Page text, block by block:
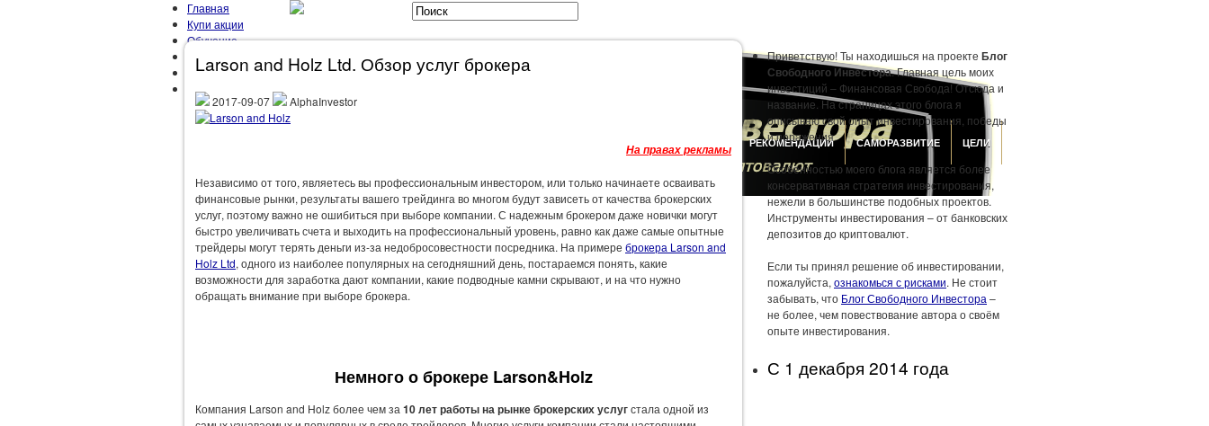
Главная
Купи акции
Обучение
Мой Портфель
Об Авторе
Контакты
ПРАВИЛА ИНВЕСТОРА РЕКОМЕНДАЦИИ САМОРАЗВИТИЕ ЦЕЛИ
Larson and Holz Ltd. Обзор услуг брокера
2017-09-07 AlphaInvestor
На правах рекламы
Независимо от того, являетесь вы профессиональным инвестором, или только начинаете осваивать
финансовые рынки, результаты вашего трейдинга во многом будут зависеть от качества брокерских
услуг, поэтому важно не ошибиться при выборе компании. С надежным брокером даже новички могут
быстро увеличивать счета и выходить на профессиональный уровень, равно как даже самые опытные
трейдеры могут терять деньги из-за недобросовестности посредника. На примере брокера Larson and
Holz Ltd, одного из наиболее популярных на сегодняшний день, постараемся понять, какие
возможности для заработка дают компании, какие подводные камни скрывают, и на что нужно
обращать внимание при выборе брокера.
Немного о брокере Larson&Holz
Компания Larson and Holz более чем за 10 лет работы на рынке брокерских услугстала одной из
Приветствую! Ты находишься на проекте Блог
Свободного Инвестора. Главная цель моих
инвестиций – Финансовая Свобода! Отсюда и
название. На страницах этого блога я
описываю свой опыт инвестирования, победы
и поражения.
Особенностью моего блога является более
консервативная стратегия инвестирования,
нежели в большинстве подобных проектов.
Инструменты инвестирования – от банковских
депозитов до криптовалют.
Если ты принял решение об инвестировании,
пожалуйста, ознакомься с рисками. Не стоит
забывать, что Блог Свободного Инвестора –
не более, чем повествование автора о своём
опыте инвестирования.
С 1 декабря 2014 года